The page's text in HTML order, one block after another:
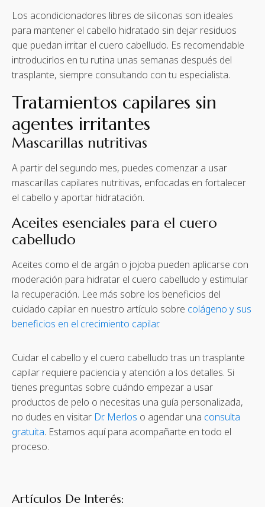
Los acondicionadores libres de siliconas son ideales
para mantener el cabello hidratado sin dejar residuos
que puedan irritar el cuero cabelludo. Es recomendable
introducirlos en tu rutina unas semanas después del
trasplante, siempre consultando con tu especialista.
Tratamientos capilares sin
agentes irritantes
Mascarillas nutritivas
A partir del segundo mes, puedes comenzar a usar
mascarillas capilares nutritivas, enfocadas en fortalecer
el cabello y aportar hidratación.
Aceites esenciales para el cuero
cabelludo
Aceites como el de argán o jojoba pueden aplicarse con
moderación para hidratar el cuero cabelludo y estimular
la recuperación. Lee más sobre los beneficios del
cuidado capilar en nuestro artículo sobre colágeno y sus
beneficios en el crecimiento capilar.
Cuidar el cabello y el cuero cabelludo tras un trasplante
capilar requiere paciencia y atención a los detalles. Si
tienes preguntas sobre cuándo empezar a usar
productos de pelo o necesitas una guía personalizada,
no dudes en visitar Dr. Merlos o agendar una consulta
gratuita. Estamos aquí para acompañarte en todo el
proceso.
Artículos De Interés: